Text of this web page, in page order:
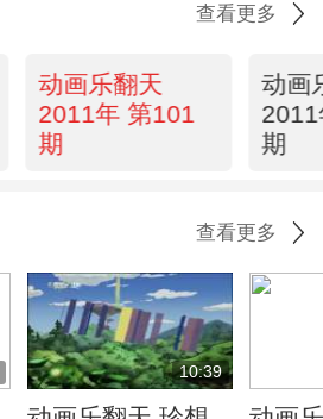
查看更多
动画乐翻天
2011年 第101
期
动画
期
查看更多
10:39